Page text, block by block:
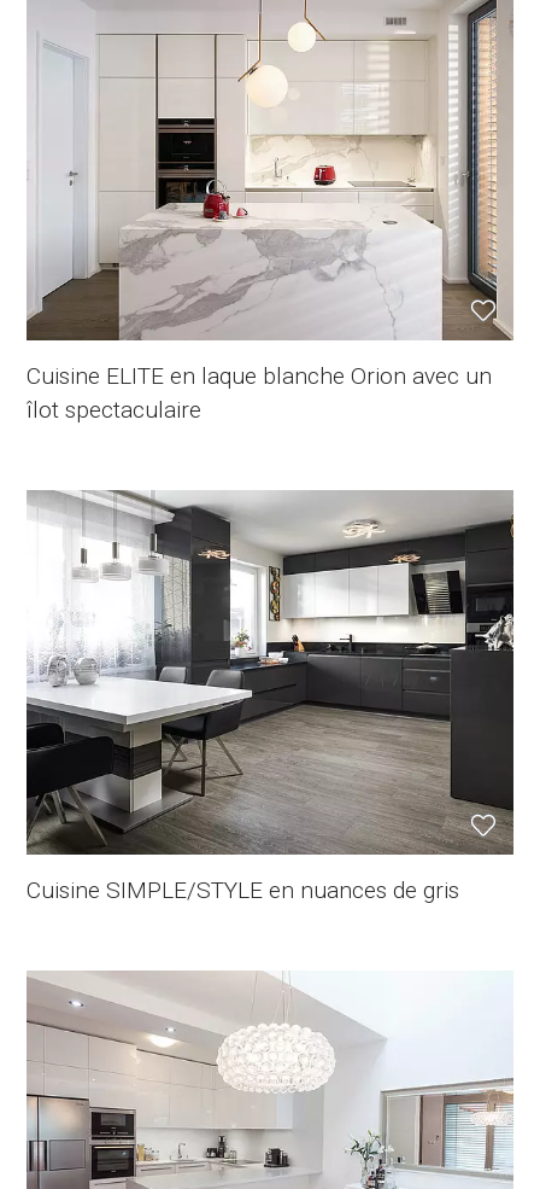
Cuisine ELITE en laque blanche Orion avec un
îlot spectaculaire
Cuisine SIMPLE/STYLE en nuances de gris